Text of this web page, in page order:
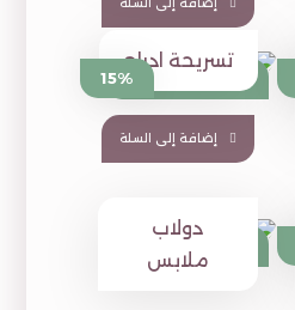
إضافة إلى السلة
تسريحة ادراج
⃁ 1,590
15%
إضافة إلى السلة
دولاب
ملابس